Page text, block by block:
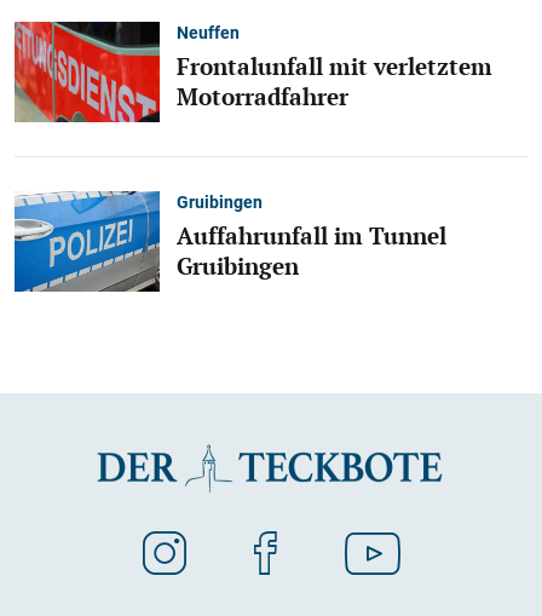
Neuffen
Frontalunfall mit verletztem
Motorradfahrer
Gruibingen
Auffahrunfall im Tunnel
Gruibingen